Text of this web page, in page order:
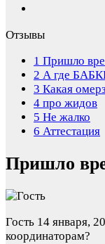
Отзывы
1 Пришло
2 А где
3 Какая
4 про жидов
5 Не жалко
6 Аттестация
Пришло
Гость 14 января,
координаторам?